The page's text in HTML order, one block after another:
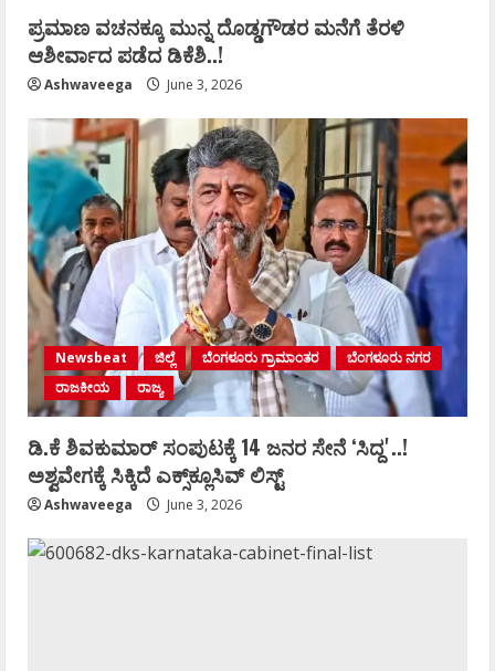
ಪ್ರಮಾಣ ವಚನಕ್ಕೂ ಮುನ್ನ ದೊಡ್ಡಗೌಡರ ಮನೆಗೆ ತೆರಳಿ
ಆಶೀರ್ವಾದ ಪಡೆದ ಡಿಕೆಶಿ..!
Ashwaveega June 3, 2026
Newsbeat ಜಿಲ್ಲೆ ಬೆಂಗಳೂರು ಗ್ರಾಮಾಂತರ
ಬೆಂಗಳೂರು ನಗರ
ರಾಜಕೀಯ
ರಾಜ್ಯ
ಡಿ.ಕೆ ಶಿವಕುಮಾರ್‌ ಸಂಪುಟಕ್ಕೆ 14 ಜನರ ಸೇನೆ ʻಸಿದ್ದʼ..!
ಅಶ್ವವೇಗಕ್ಕೆ ಸಿಕ್ಕಿದೆ ಎಕ್ಸ್‌ಕ್ಲೂಸಿವ್‌ ಲಿಸ್ಟ್‌
Ashwaveega June 3, 2026